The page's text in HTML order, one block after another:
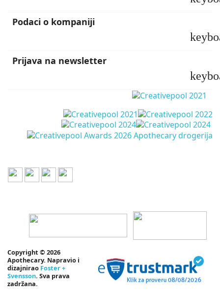
Podaci o kompaniji
Prijava na newsletter
Copyright © 2026
Apothecary. Napravio i
dizajnirao Foster +
Svensson. Sva prava
zadržana.